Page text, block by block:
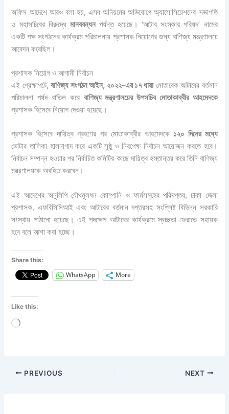
অফিস আদেশে আরও বলা হয়, এসব অনিয়মের অভিযোগে অ্যাসোসিয়েশনের সভাপতি
ও মহাসচিবের বিরুদ্ধে মানববন্ধনপর্যন্ত হয়েছে। ‘আটাব সংস্কার পরিষদ’ নামের
একটি পক্ষ সংগঠনের কার্যক্রম পরিচালনায় প্রশাসক নিয়োগের জন্য বাণিজ্য মন্ত্রণালয়ে
আবেদন করেছিল।
প্রশাসক নিয়োগ ও আগামী নির্বাচন
এই প্রেক্ষাপটে,বাণিজ্য সংগঠন আইন, ২০২২-এর ১৭ ধারামোতাবেক আটাবের বর্তমান
পরিচালনা পর্ষদ বাতিল করে বাণিজ্য মন্ত্রণালয়ের উপসচিব মোতাকাব্বীর আহমেদকে
প্রশাসক হিসেবে নিয়োগ দেওয়া হয়েছে।
প্রশাসক হিসেবে দায়িত্ব গ্রহণের পর মোতাকাব্বীর আহমেদকে ১২০ দিনের মধ্যে
ভোটার তালিকা হালনাগাদ করে একটি সুষ্ঠু ও নিরপেক্ষ নির্বাচন আয়োজন করতে হবে।
নির্বাচন সম্পন্ন হওয়ার পর নির্বাচিত কমিটির কাছে দায়িত্ব হস্তান্তর করে তিনি বাণিজ্য
মন্ত্রণালয়কে অবহিত করবেন।
এই আদেশের অনুলিপি যৌথমূলধন কোম্পানি ও ফার্মসমূহের পরিদপ্তর, ঢাকা জেলা
প্রশাসক, এফবিসিসিআই এবং আটাবের বর্তমান দপ্তরসহ সংশ্লিষ্ট বিভিন্ন সরকারি
সংস্থায় পাঠানো হয়েছে। এই পদক্ষেপ আটাবের কার্যক্রমে স্বচ্ছতা ফেরাতে সহায়ক
হবে বলে আশা করা হচ্ছে।
Share this:
WhatsApp More
Like this:
Loading…
PREVIOUS NEXT